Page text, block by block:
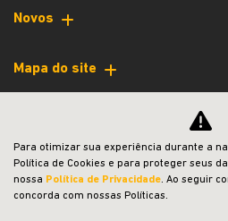
Novos
Mapa do site
COMERCIAL AMERICA DE
Para otimizar sua experiência durante a
Política de Cookies e para proteger seus
nossa Política de Privacidade. Ao seguir
concorda com nossas Políticas.